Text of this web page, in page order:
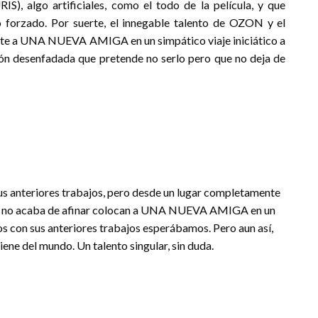
algo artificiales, como el todo de la película, y que
Por suerte, el innegable talento de OZON y el
a UNA NUEVA AMIGA en un simpático viaje iniciático a
desenfadada que pretende no serlo pero que no deja de
anteriores trabajos, pero desde un lugar completamente
acaba de afinar colocan a UNA NUEVA AMIGA en un
con sus anteriores trabajos esperábamos. Pero aun así,
del mundo. Un talento singular, sin duda.